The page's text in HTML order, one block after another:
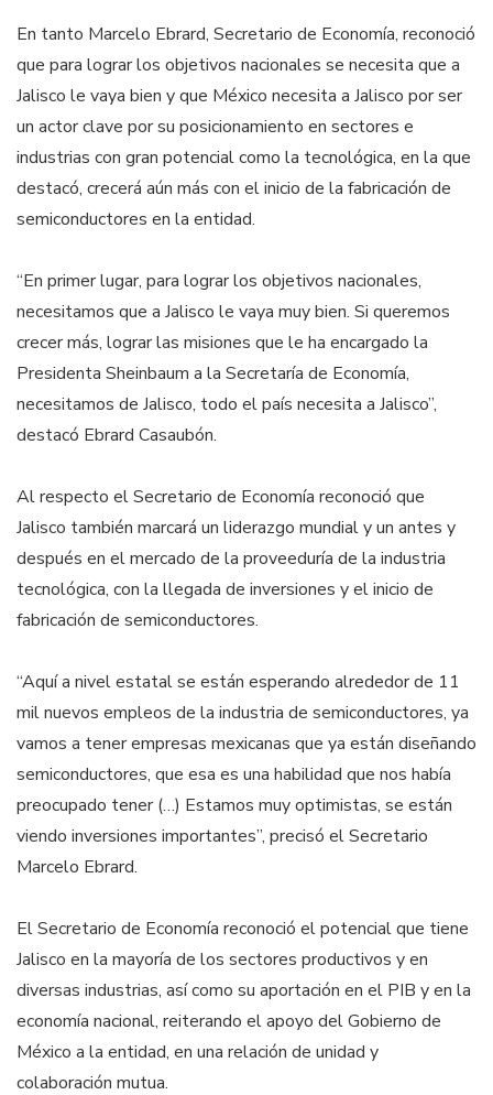
En tanto Marcelo Ebrard, Secretario de Economía, reconoció
que para lograr los objetivos nacionales se necesita que a
Jalisco le vaya bien y que México necesita a Jalisco por ser
un actor clave por su posicionamiento en sectores e
industrias con gran potencial como la tecnológica, en la que
destacó, crecerá aún más con el inicio de la fabricación de
semiconductores en la entidad.
“En primer lugar, para lograr los objetivos nacionales,
necesitamos que a Jalisco le vaya muy bien. Si queremos
crecer más, lograr las misiones que le ha encargado la
Presidenta Sheinbaum a la Secretaría de Economía,
necesitamos de Jalisco, todo el país necesita a Jalisco”,
destacó Ebrard Casaubón.
Al respecto el Secretario de Economía reconoció que
Jalisco también marcará un liderazgo mundial y un antes y
después en el mercado de la proveeduría de la industria
tecnológica, con la llegada de inversiones y el inicio de
fabricación de semiconductores.
“Aquí a nivel estatal se están esperando alrededor de 11
mil nuevos empleos de la industria de semiconductores, ya
vamos a tener empresas mexicanas que ya están diseñando
semiconductores, que esa es una habilidad que nos había
preocupado tener (…) Estamos muy optimistas, se están
viendo inversiones importantes”, precisó el Secretario
Marcelo Ebrard.
El Secretario de Economía reconoció el potencial que tiene
Jalisco en la mayoría de los sectores productivos y en
diversas industrias, así como su aportación en el PIB y en la
economía nacional, reiterando el apoyo del Gobierno de
México a la entidad, en una relación de unidad y
colaboración mutua.